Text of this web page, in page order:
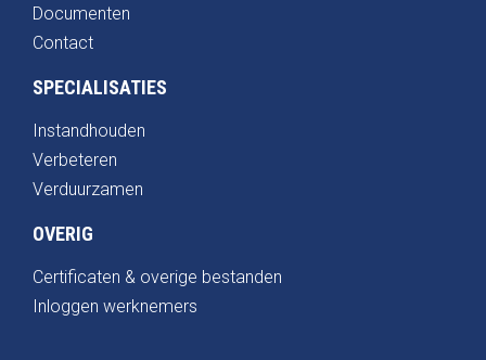
Documenten
Contact
SPECIALISATIES
Instandhouden
Verbeteren
Verduurzamen
OVERIG
Certificaten & overige bestanden
Inloggen werknemers